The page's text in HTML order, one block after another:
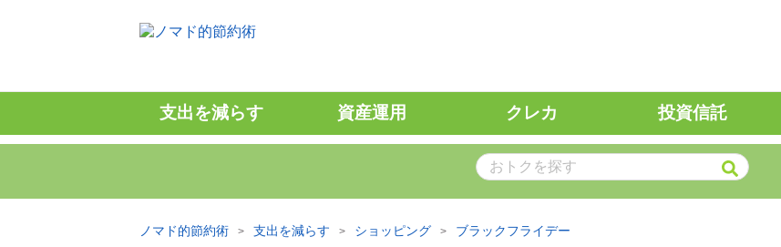
支出を減らす 資産運用 クレカ 投資信託
ノマド的節約術 支出を減らす ショッピング ブラックフライデー